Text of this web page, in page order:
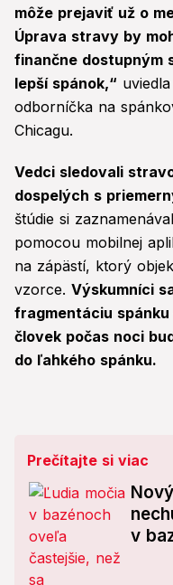
môže prejaviť už o
Úprava stravy by
finančne dostupným
lepší spánok,“
odborníčka na
Chicagu.
Vedci sledovali
dospelých s
štúdie si
pomocou mobilnej
na zápästí, ktorý
vzorce. Výskumníci
fragmentáciu
človek počas noci
do ľahkého spánku.
Prečítajte si viac
v